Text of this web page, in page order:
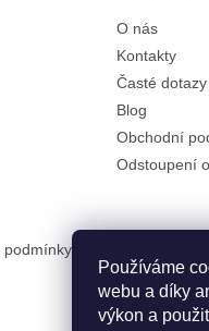
Používáme
webu a díky
výkon a
O nás
Kontakty
Časté dotazy
Blog
Obchodní
Odstoupení
podmínky